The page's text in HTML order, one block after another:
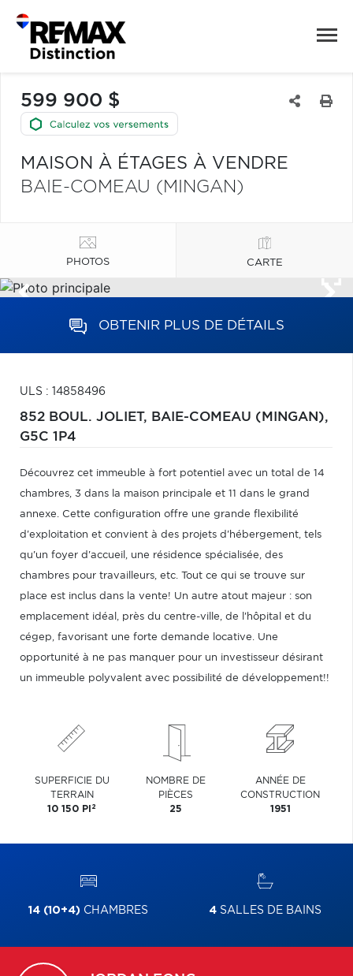
599 900 $
MAISON À ÉTAGES À VENDRE
BAIE-COMEAU (MINGAN)
PHOTOS CARTE
OBTENIR PLUS DE DÉTAILS
ULS : 14858496
852 BOUL. JOLIET, BAIE-COMEAU (MINGAN),
G5C 1P4
Découvrez cet immeuble à fort potentiel avec un total de 14
chambres, 3 dans la maison principale et 11 dans le grand
annexe. Cette configuration offre une grande flexibilité
d'exploitation et convient à des projets d'hébergement, tels
qu'un foyer d'accueil, une résidence spécialisée, des
chambres pour travailleurs, etc. Tout ce qui se trouve sur
place est inclus dans la vente! Un autre atout majeur : son
emplacement idéal, près du centre-ville, de l'hôpital et du
cégep, favorisant une forte demande locative. Une
opportunité à ne pas manquer pour un investisseur désirant
un immeuble polyvalent avec possibilité de développement!!
SUPERFICIE DU
TERRAIN
10 150 PI 2
NOMBRE DE
PIÈCES
25
ANNÉE DE
CONSTRUCTION
1951
14 (10+4) CHAMBRES 4SALLES DE BAINS